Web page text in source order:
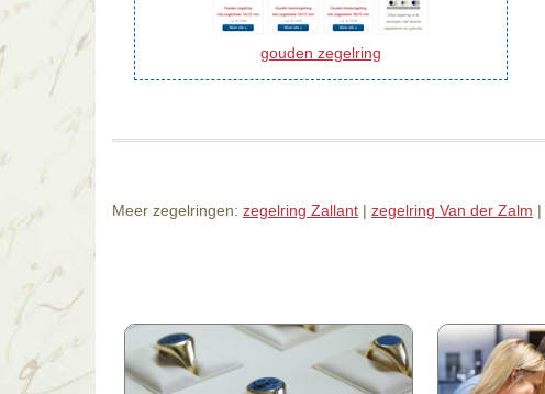
gouden zegelring
Meer zegelringen: zegelring Zallant | zegelring Van der Zalm |